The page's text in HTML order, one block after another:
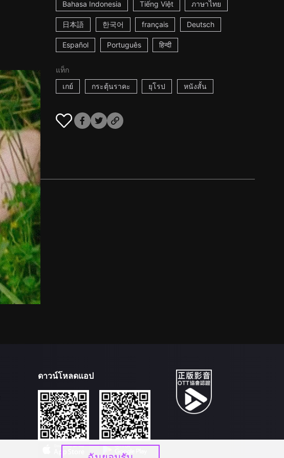
Bahasa Indonesia Tiếng Việt ภาษาไทย
日本語 한국어 français Deutsch
Español Português हिन्दी
แท็ก
เกย์
กระตุ้นราคะ ยุโรป หนังสั้น
ดาวน์โหลดแอป